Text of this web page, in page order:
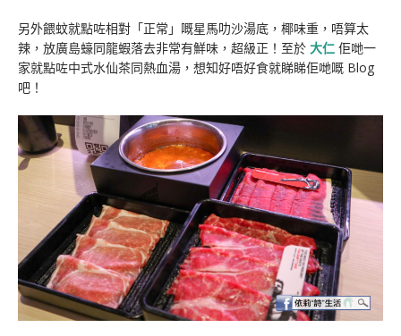
另外餵蚊就點咗相對「正常」嘅星馬叻沙湯底，椰味重，唔算太
辣，放廣島蠔同龍蝦落去非常有鮮味，超級正！至於 大仁 佢哋一
家就點咗中式水仙茶同熱血湯，想知好唔好食就睇睇佢哋嘅 Blog
吧！